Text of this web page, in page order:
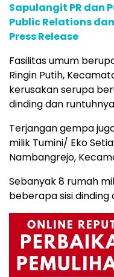
Sapulangit PR dan
Public Relations
Press Release
Fasilitas umum
Ringin Putih,
kerusakan serupa
dinding dan
Terjangan gempa
milik Tumini/ Eko
Nambangrejo,
Sebanyak 8 rumah
beberapa sisi dinding